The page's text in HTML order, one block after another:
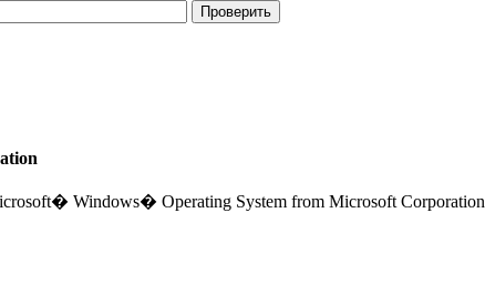
Windows� Operating System from Microsoft Corporation